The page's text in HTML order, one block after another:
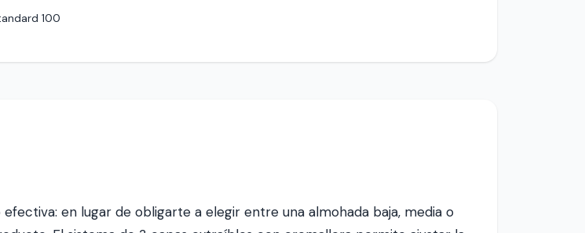
100
en lugar de obligarte a elegir entre una almohada baja, media o